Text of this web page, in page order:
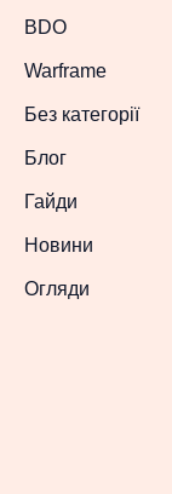
BDO
Warframe
Без категорії
Блог
Гайди
Новини
Огляди